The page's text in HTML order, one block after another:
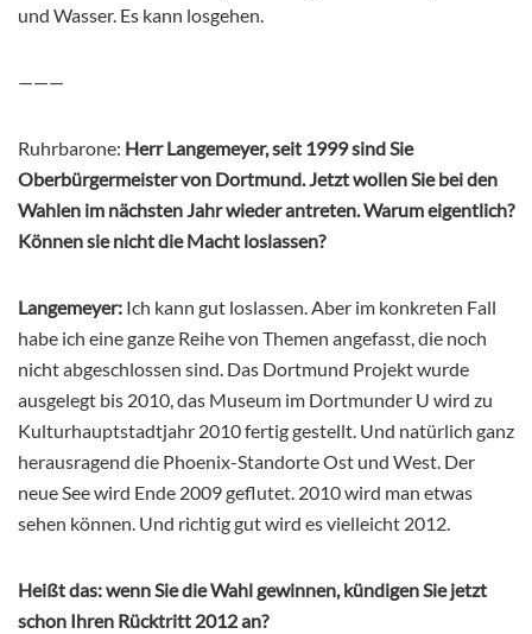
und Wasser. Es kann losgehen.
———
Ruhrbarone: Herr Langemeyer, seit 1999 sind Sie
Oberbürgermeister von Dortmund. Jetzt wollen Sie bei den
Wahlen im nächsten Jahr wieder antreten. Warum eigentlich?
Können sie nicht die Macht loslassen?
Langemeyer: Ich kann gut loslassen. Aber im konkreten Fall
habe ich eine ganze Reihe von Themen angefasst, die noch
nicht abgeschlossen sind. Das Dortmund Projekt wurde
ausgelegt bis 2010, das Museum im Dortmunder U wird zu
Kulturhauptstadtjahr 2010 fertig gestellt. Und natürlich ganz
herausragend die Phoenix-Standorte Ost und West. Der
neue See wird Ende 2009 geflutet. 2010 wird man etwas
sehen können. Und richtig gut wird es vielleicht 2012.
Heißt das: wenn Sie die Wahl gewinnen, kündigen Sie jetzt
schon Ihren Rücktritt 2012 an?